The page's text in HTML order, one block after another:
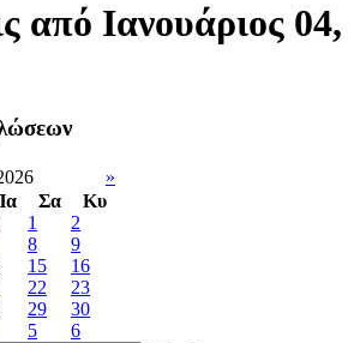
από Ιανουάριος
»
Σα
Κυ
1
2
8
9
15
16
22
23
29
30
5
6